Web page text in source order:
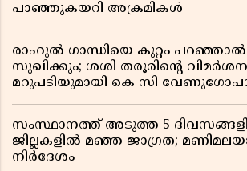
പാഞ്ഞുകയറി അക്രമികൾ
രാഹുൽ ഗാന്ധിയെ കുറ്റം പറഞ്ഞാൽ
സുഖിക്കും; ശശി തരൂരിന്റെ
മറുപടിയുമായി കെ സി
സംസ്ഥാനത്ത് അടുത്ത 5
ജില്ലകളിൽ മഞ്ഞ ജാഗ്രത;
നിർദേശം